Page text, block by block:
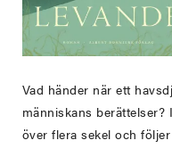
Vad händer när ett
människans
över flera sekel och